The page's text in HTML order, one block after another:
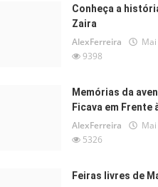
Conheça a
Zaira
AlexFerreira
9398
Memórias da
Ficava em Frente
AlexFerreira
5326
Feiras livres de